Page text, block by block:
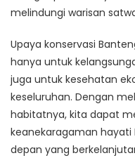
melindungi warisan
Upaya konservasi
hanya untuk
juga untuk kesehatan
keseluruhan. Dengan
habitatnya, kita dapat
keanekaragaman
depan yang